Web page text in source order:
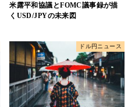
米露平和協議とFOMC議事録が描
くUSD/JPYの未来図
ドル円ニュース